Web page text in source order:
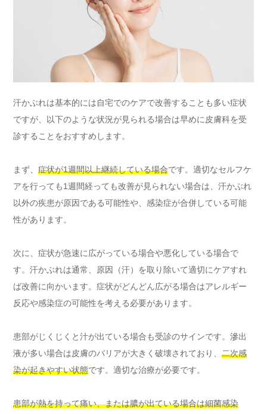
汗かぶれは基本的には自宅でのケアで改善することも多い症状
ですが、以下のような状況が見られる場合は早めに皮膚科を受
診することをおすすめします。
まず、 症状が1週間以上継続している場合です。適切なセルフケ
アを行っても1週間経っても改善が見られない場合は、汗かぶれ
以外の疾患が原因である可能性や、感染症が合併している可能
性があります。
次に、症状が急速に広がっている場合や悪化している場合で
す。汗かぶれは通常、原因（汗）を取り除いて適切にケアすれ
ば改善に向かいます。症状がどんどん広がる場合はアレルギー
反応や感染症の可能性を考える必要があります。
患部がじくじくと汁が出ている場合も受診のサインです。滲出
液が多い場合は皮膚のバリアが大きく破壊されており、 二次感
染が起きやすい状態です。適切な治療が必要です。
患部が熱を持って痛い、または膿が出ている場合は細菌感染